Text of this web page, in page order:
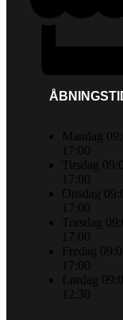
Mandag
17:00
Tirsdag
17:00
Onsdag
17:00
Torsdag
17:00
Fredag
17:00
Lørdag
12:30